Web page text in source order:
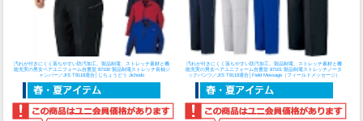
汚れが付きにくく落ちやすい防汚加工。製品制電、ストレッチ素材と機
能充実の男女ペアユニフォーム自重堂 87100 製品制電ストレッチ長袖ジ
ャンパー／JIS T8118適合│じちょうどう Jichodo
汚れが付きにくく落ちやすい防汚加工。製品制電、ストレッチ素材と機
能充実の男女ペアユニフォーム自重堂 87101 製品制電ストレッチノータ
ックパンツ／JIS T8118適合│Field Message（フィールドメッセージ）